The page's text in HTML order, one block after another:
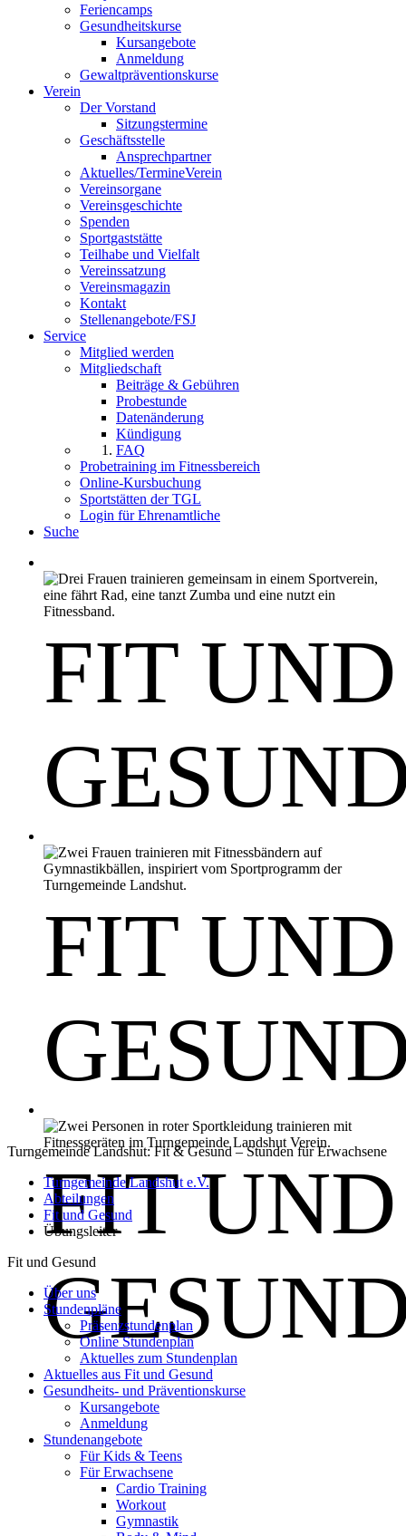
Feriencamps
Gesundheitskurse
Kursangebote
Anmeldung
Gewaltpräventionskurse
Verein
Der Vorstand
Sitzungstermine
Geschäftsstelle
Ansprechpartner
Aktuelles/TermineVerein
Vereinsorgane
Vereinsgeschichte
Spenden
Sportgaststätte
Teilhabe und Vielfalt
Vereinssatzung
Vereinsmagazin
Kontakt
Stellenangebote/FSJ
Service
Mitglied werden
Mitgliedschaft
Beiträge & Gebühren
Probestunde
Datenänderung
Kündigung
FAQ
Probetraining im Fitnessbereich
Online-Kursbuchung
Sportstätten der TGL
Login für Ehrenamtliche
Suche
FIT UND
FIT UND
FIT UND
Turngemeinde Landshut: Fit & Gesund – Stunden für Erwachsene
Turngemeinde Landshut e.V.
Abteilungen
Fit und Gesund
Übungsleiter
Fit und Gesund
Über uns
Stundenpläne
Präsenzstundenplan
Online Stundenplan
Aktuelles zum Stundenplan
Aktuelles aus Fit und Gesund
Gesundheits- und Präventionskurse
Kursangebote
Anmeldung
Stundenangebote
Für Kids & Teens
Für Erwachsene
Cardio Training
Workout
Gymnastik